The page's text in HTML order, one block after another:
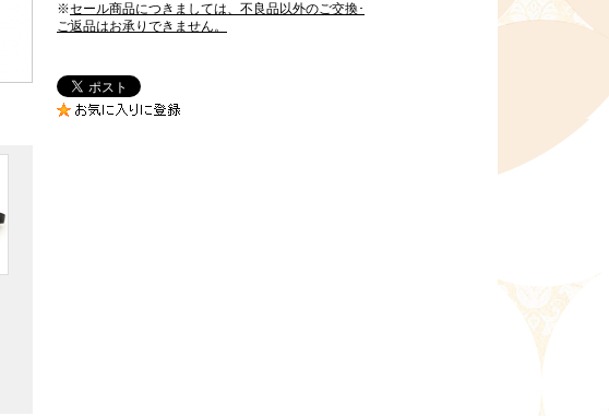
※セール商品につきましては、不良品以外のご交換･
ご返品はお承りできません。